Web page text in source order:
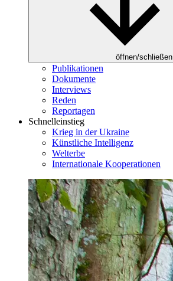
öffnen/schließen
Publikationen
Dokumente
Interviews
Reden
Reportagen
Schnelleinstieg
Krieg in der Ukraine
Künstliche Intelligenz
Welterbe
Internationale Kooperationen